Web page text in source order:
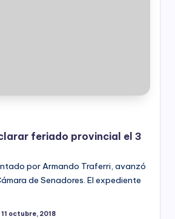
feriado provincial el 3
por Armando Traferri, avanzó
de Senadores. El expediente
11 octubre, 2018